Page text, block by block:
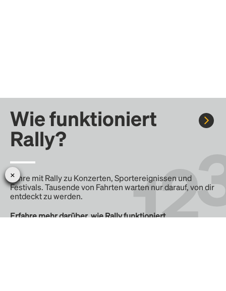
Wie funktioniert
Rally?
Fahre mit Rally zu Konzerten, Sportereignissen und
Festivals. Tausende von Fahrten warten nur darauf, von dir
entdeckt zu werden.
Erfahre mehr darüber, wie Rally funktioniert …